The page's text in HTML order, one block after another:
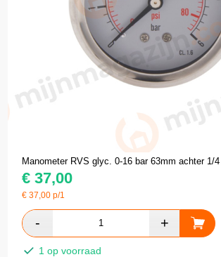
Manometer RVS glyc. 0-16 bar 63mm achter 1/4
€ 37,00
€37,00 p/1
1 op voorraad